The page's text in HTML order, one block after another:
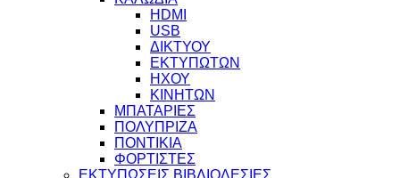
HDMI
USB
ΔΙΚΤΥΟΥ
ΕΚΤΥΠΩΤΩΝ
ΗΧΟΥ
ΚΙΝΗΤΩΝ
ΜΠΑΤΑΡΙΕΣ
ΠΟΛΥΠΡΙΖΑ
ΠΟΝΤΙΚΙΑ
ΦΟΡΤΙΣΤΕΣ
ΕΚΤΥΠΩΣΕΙΣ ΒΙΒΛΙΟΔΕΣΙΕΣ